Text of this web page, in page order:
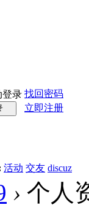
登录 找回密码
立即注册
活动 交友 discuz
› 个人